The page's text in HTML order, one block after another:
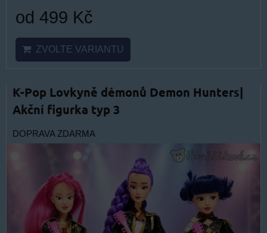
od 499 Kč
ZVOLTE VARIANTU
K-Pop Lovkyně démonů Demon Hunters|
Akční figurka typ 3
DOPRAVA ZDARMA